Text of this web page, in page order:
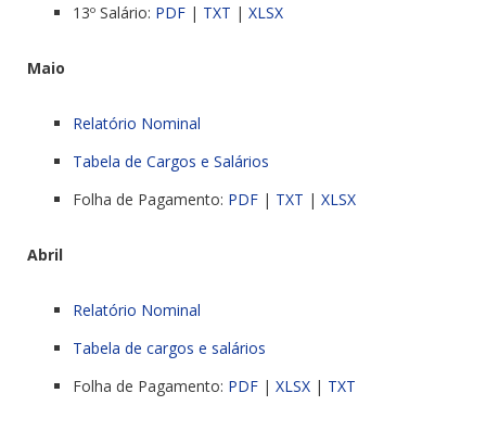
13º Salário: PDF | TXT | XLSX
Maio
Relatório Nominal
Tabela de Cargos e Salários
Folha de Pagamento: PDF | TXT | XLSX
Abril
Relatório Nominal
Tabela de cargos e salários
Folha de Pagamento: PDF | XLSX | TXT